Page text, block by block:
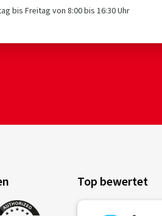
bis Freitag von 8:00 bis 16:30 Uhr
Top bewertet